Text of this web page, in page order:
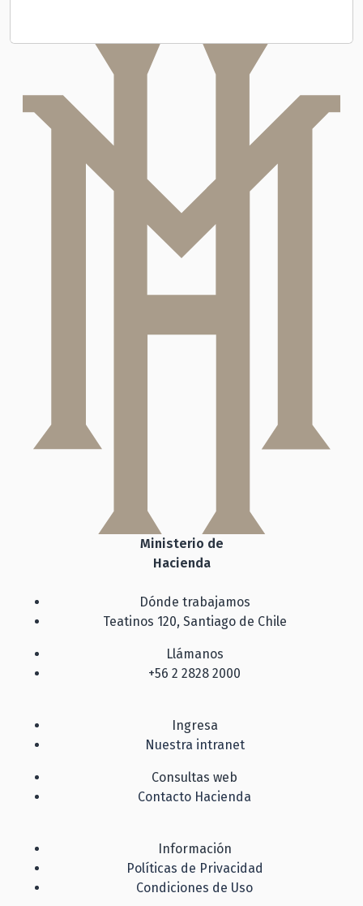
Ministerio de
Hacienda
Dónde trabajamos
Teatinos 120, Santiago de Chile
Llámanos
+56 2 2828 2000
Ingresa
Nuestra intranet
Consultas web
Contacto Hacienda
Información
Políticas de Privacidad
Condiciones de Uso